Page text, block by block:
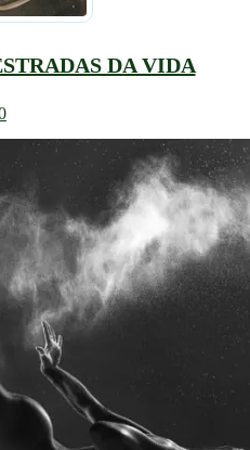
DA VIDA